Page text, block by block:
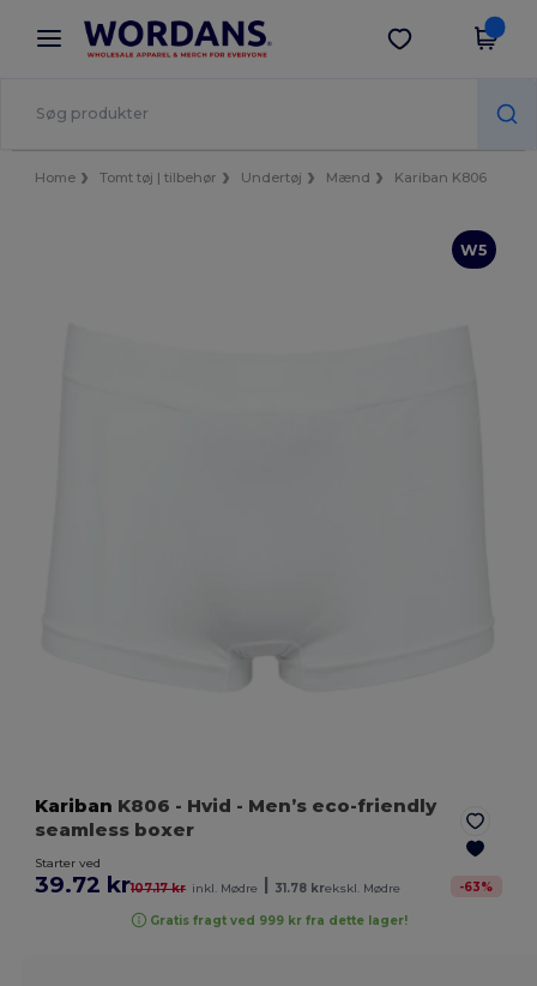
× Wordans-app
Bedre priser i appen!
Hent app
Home Tomt tøj | tilbehør Undertøj Mænd Kariban K806
W5
Kariban K806 - Hvid - Men’s eco-friendly
seamless boxer
Starter ved
39.72 kr107.17 kr inkl. Mødre 31.78 krekskl. Mødre -63%
Gratis fragt ved 999 kr fra dette lager!